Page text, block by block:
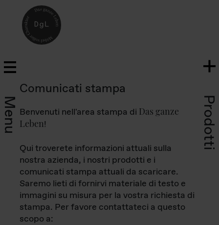
Menu Prodotti
Comunicati stampa
Benvenuti nell'area stampa di Das ganze
Leben!
Qui troverete informazioni attuali sulla
nostra azienda, i nostri prodotti e i
comunicati stampa attuali da scaricare.
Saremo lieti di fornirvi materiale di testo e
immagini su misura per la vostra richiesta di
stampa. Per favore contattateci a questo
scopo a: